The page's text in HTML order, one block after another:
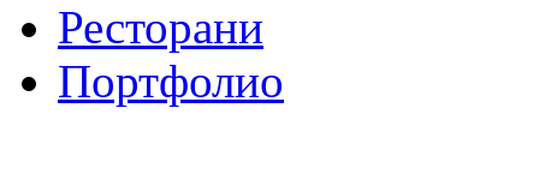
Ресторани
Портфолио